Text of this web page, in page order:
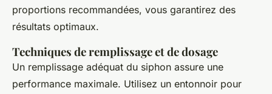
proportions recommandées, vous garantirez des
résultats optimaux.
Techniques de remplissage et de dosage
Un remplissage adéquat du siphon assure une
performance maximale. Utilisez un entonnoir pour